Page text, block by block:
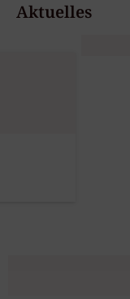
Aktuelles